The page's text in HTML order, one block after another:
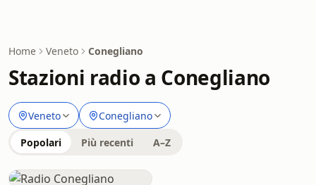
Home Veneto Conegliano
Stazioni radio a Conegliano
Veneto Conegliano
Popolari Più recenti A–Z